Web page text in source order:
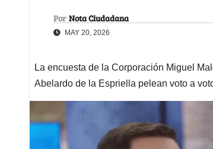
Por Nota Ciudadana
MAY 20, 2026
La encuesta de la Corporación Miguel
Abelardo de la Espriella pelean voto a